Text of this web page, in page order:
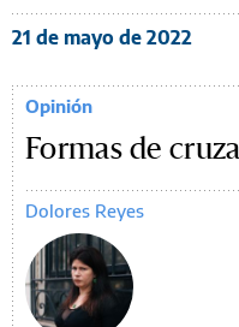
21 de mayo de 2022
Opinión
Formas de
Dolores Reyes